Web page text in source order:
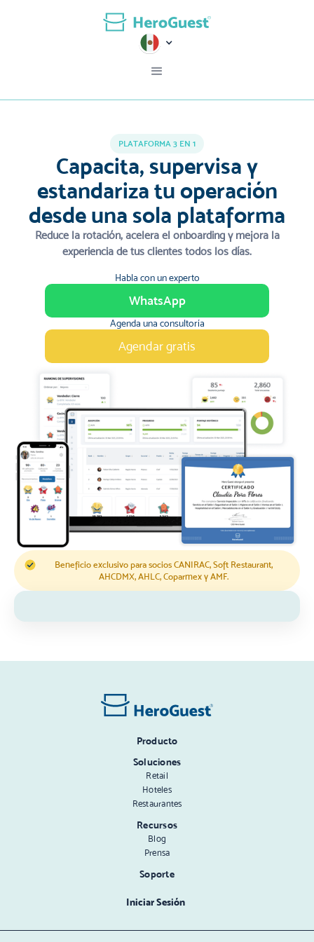
PLATAFORMA 3 EN 1
Capacita, supervisa y
estandariza tu operación
desde una sola plataforma
Reduce la rotación, acelera el onboarding y mejora la
experiencia de tus clientes todos los días.
Habla con un experto
WhatsApp
Agenda una consultoría
Agendar gratis
Beneficio exclusivo para socios CANIRAC, Soft Restaurant,
AHCDMX, AHLC, Coparmex y AMF.
Producto
Soluciones
Retail
Hoteles
Restaurantes
Recursos
Blog
Prensa
Soporte
Iniciar Sesión